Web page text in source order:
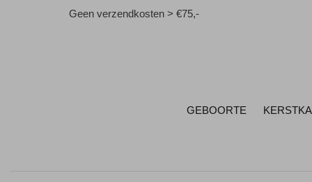
Geen verzendkosten > €75,-
GEBOORTE